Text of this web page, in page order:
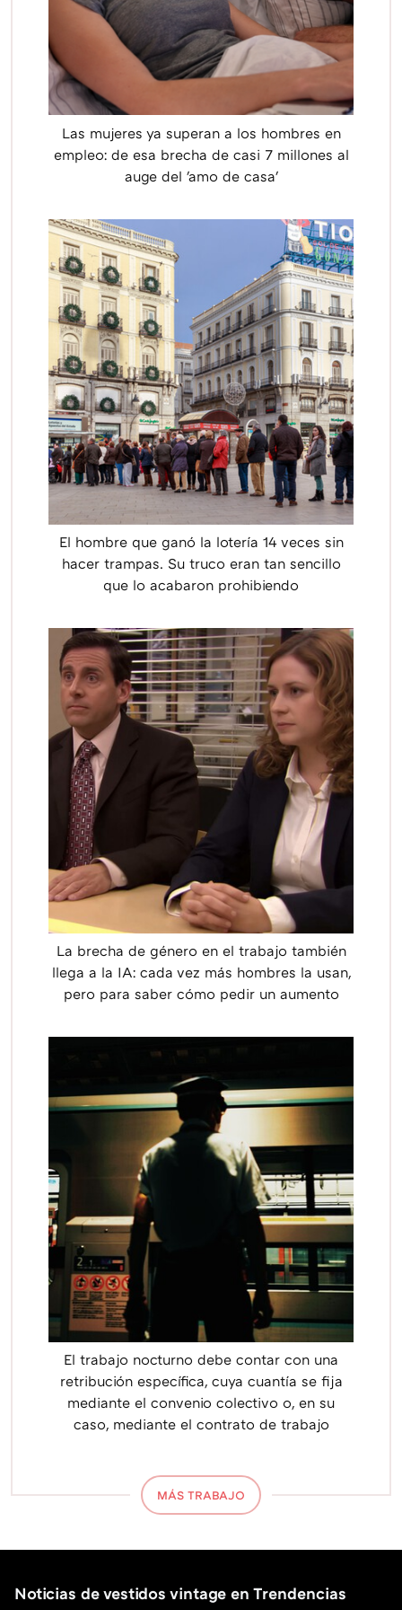
Las mujeres ya superan a los hombres en
empleo: de esa brecha de casi 7 millones al
auge del 'amo de casa'
El hombre que ganó la lotería 14 veces sin
hacer trampas. Su truco eran tan sencillo
que lo acabaron prohibiendo
La brecha de género en el trabajo también
llega a la IA: cada vez más hombres la usan,
pero para saber cómo pedir un aumento
El trabajo nocturno debe contar con una
retribución específica, cuya cuantía se fija
mediante el convenio colectivo o, en su
caso, mediante el contrato de trabajo
MÁS TRABAJO
Noticias de vestidos vintage en Trendencias